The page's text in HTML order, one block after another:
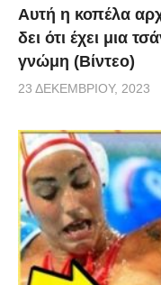
Αυτή η κοπέλα
δει ότι έχει μια
γνώμη (Βίντεο)
23 ΔΕΚΕΜΒΡΊΟΥ, 2023